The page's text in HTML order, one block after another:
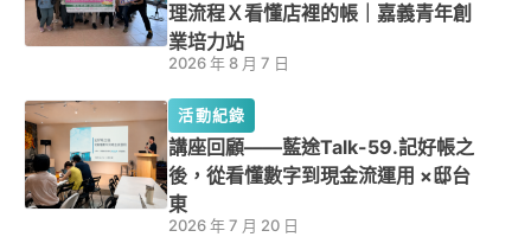
理流程Ｘ看懂店裡的帳｜嘉義青年創
業培力站
2026 年 8 月 7 日
活動紀錄
講座回顧——藍途Talk-59.記好帳之
後，從看懂數字到現金流運用 ×邸台
東
2026 年 7 月 20 日